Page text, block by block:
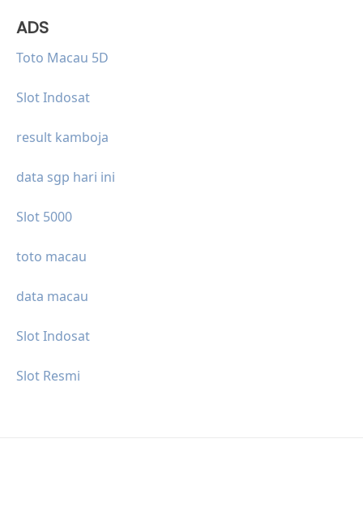
ADS
Toto Macau 5D
Slot Indosat
result kamboja
data sgp hari ini
Slot 5000
toto macau
data macau
Slot Indosat
Slot Resmi